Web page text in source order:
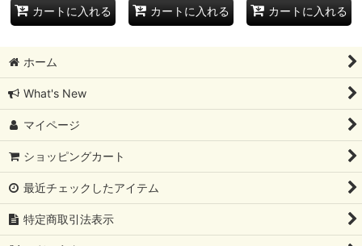
カートに入れる カートに入れる カートに入れる
ホーム
What's New
マイページ
ショッピングカート
最近チェックしたアイテム
特定商取引法表示